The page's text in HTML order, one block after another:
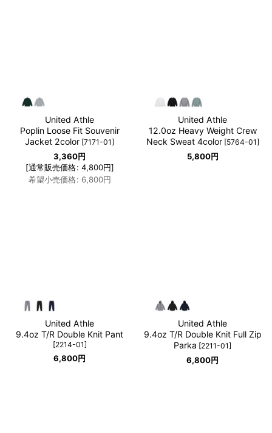
United Athle
Poplin Loose Fit Souvenir
Jacket 2color [7171-01]
3,360円
[通常販売価格: 4,800円]
希望小売価格: 6,800円
United Athle
12.0oz Heavy Weight Crew
Neck Sweat 4color [5764-01]
5,800円
United Athle
9.4oz T/R Double Knit Pant
[2214-01]
6,800円
United Athle
9.4oz T/R Double Knit Full Zip
Parka [2211-01]
6,800円